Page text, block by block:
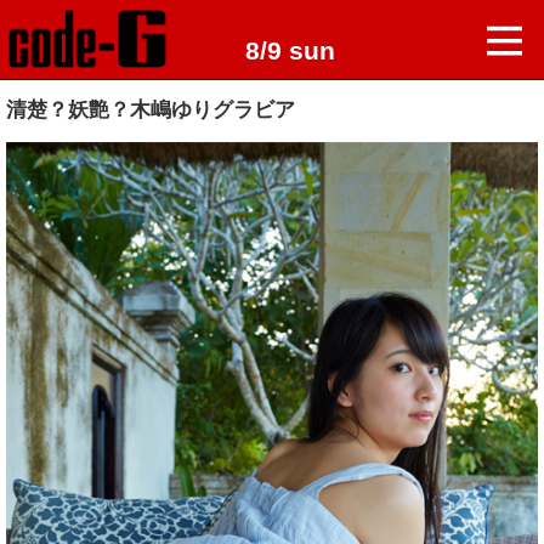
8/9 sun
清楚？妖艶？木嶋ゆりグラビア